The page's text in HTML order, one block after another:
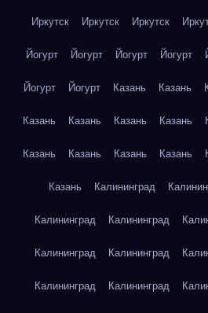
Иркутск Иркутск Иркутск
Йогурт Йогурт Йогурт Йогурт
Йогурт Йогурт Казань Казань
Казань Казань Казань Казань
Казань Казань Казань Казань
Казань Калининград
Калининград Калининград
Калининград Калининград
Калининград Калининград